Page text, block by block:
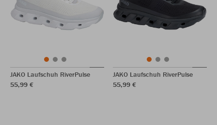
JAKO Laufschuh RiverPulse
55,99 €
JAKO Laufschuh RiverPulse
55,99 €